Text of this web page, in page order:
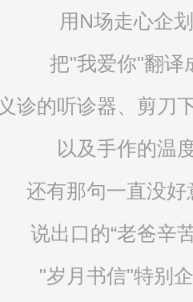
用N场走心企划
把"我爱你"翻译
义诊的听诊器、剪刀
以及手作的温
还有那句一直没好
说出口的“老爸辛
"岁月书信"特别